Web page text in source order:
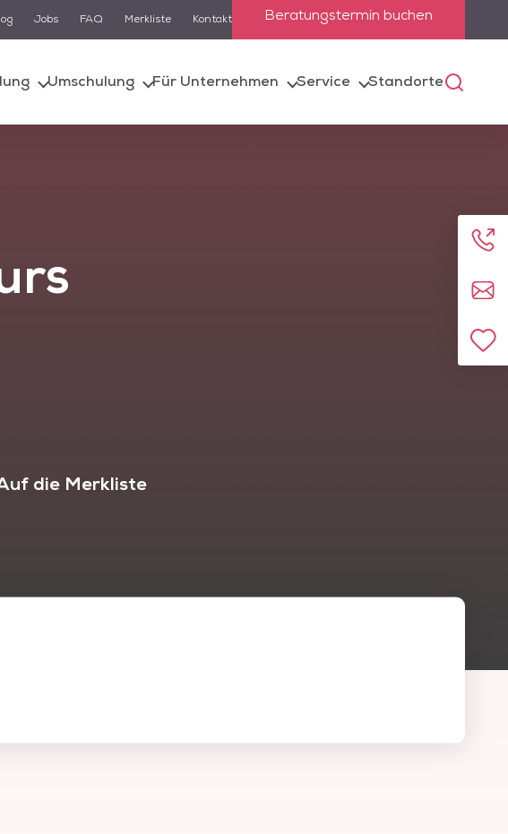
Jobs FAQ Merkliste Kontakt Beratungstermin buchen
Umschulung Für Unternehmen Service Standorte
Zur
die Merkliste